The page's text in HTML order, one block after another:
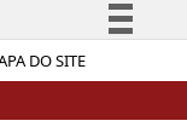
DO SITE